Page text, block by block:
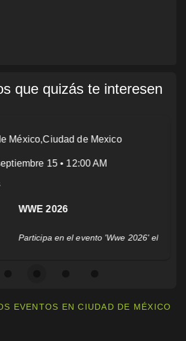
que quizás te interesen
México,Ciudad de Mexico
15 • 12:00 AM
WWE 2026
Participa en el evento 'Wwe 2026' el 15
VER TODOS LOS EVENTOS EN CIUDAD DE MÉXICO